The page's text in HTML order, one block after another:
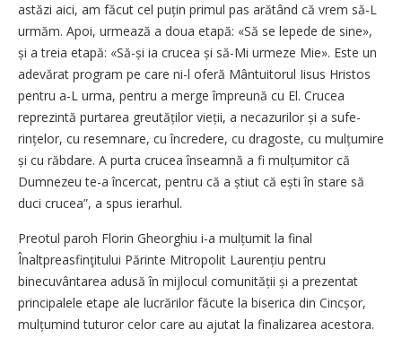
astăzi aici, am făcut cel puțin primul pas arătând că vrem să-L
urmăm. Apoi, urmează a doua etapă: «Să se lepede de sine»,
și a treia etapă: «Să-și ia crucea și să-Mi urmeze Mie». Este un
adevărat program pe care ni-l oferă Mântuitorul Iisus Hristos
pentru a-L urma, pentru a merge împreună cu El. Crucea
reprezintă purtarea greutăților vieții, a necazurilor și a sufe­
rințelor, cu resemnare, cu încredere, cu dragoste, cu mulțumire
și cu răbdare. A purta crucea înseamnă a fi mulțumitor că
Dumnezeu te-a încercat, pentru că a știut că ești în stare să
duci crucea”, a spus ierarhul.
Preotul paroh Florin Gheorghiu i-a mulțumit la final
Înaltpreasfinţitului Părinte Mitropolit Lau­rențiu pentru
binecuvântarea adusă în mijlocul comunității și a prezentat
principalele etape ale lucrărilor făcute la biserica din Cincșor,
mulțumind tuturor celor care au ajutat la finalizarea acestora.